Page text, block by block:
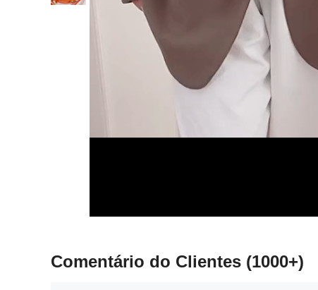
Comentário do Clientes (1000+)